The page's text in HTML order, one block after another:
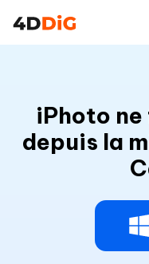
iPhoto
depuis la